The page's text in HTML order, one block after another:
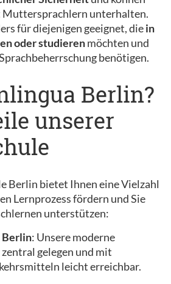
unterhalten.
für diejenigen geeignet, diein
oder studierenmöchten und
benötigen.
Berlin?
unserer
Berlin bietet Ihnen eine Vielzahl
Lernprozess fördern und Sie
unterstützen:
Berlin: Unsere moderne
gelegen und mit
leicht erreichbar.